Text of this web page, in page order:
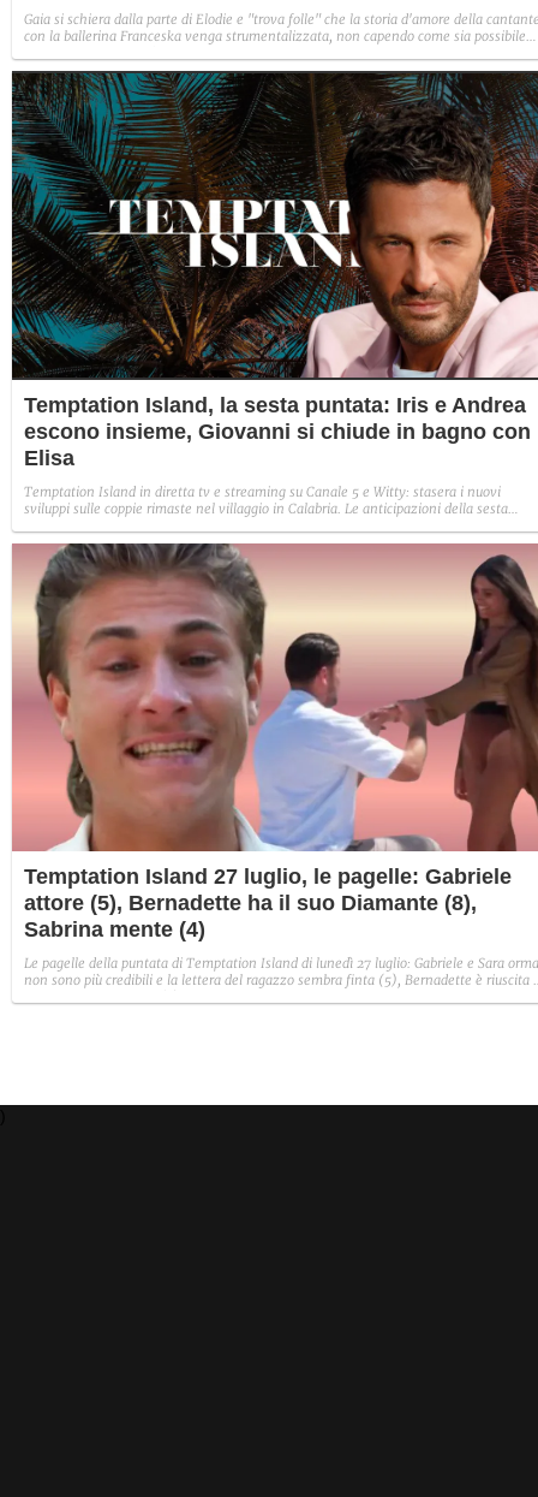
Gaia si schiera dalla parte di Elodie e "trova folle" che la storia d'amore della
con la ballerina Franceska venga strumentalizzata, non capendo come sia possibile
Temptation Island, la sesta puntata: Iris e Andrea
escono insieme, Giovanni si chiude in bagno con
Elisa
Temptation Island in diretta tv e streaming su Canale 5 e Witty: stasera i nuovi
sviluppi sulle coppie rimaste nel villaggio in Calabria. Le anticipazioni della sesta
Sabrina rifiuta il falò con Giovanni e si avvicina a Lory.
Temptation Island 27 luglio, le pagelle: Gabriele
attore (5), Bernadette ha il suo Diamante (8),
Sabrina mente (4)
Le pagelle della puntata di Temptation Island di lunedì 27 luglio: Gabriele e Sara
non sono più credibili e la lettera del ragazzo sembra finta (5), Bernadette è riuscita